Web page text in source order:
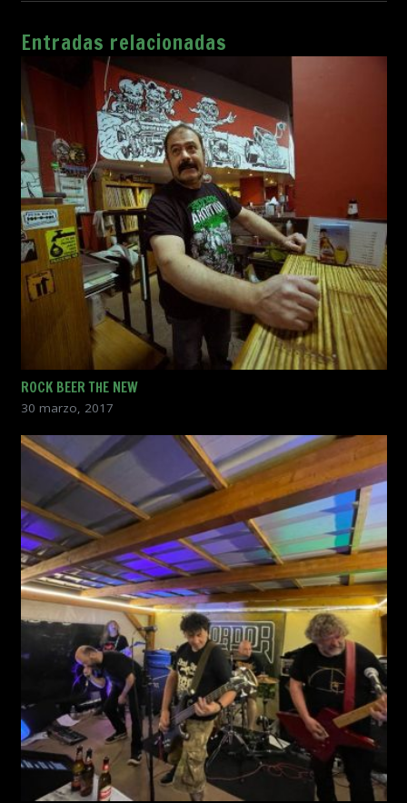
Entradas relacionadas
ROCK BEER THE NEW
30 marzo, 2017